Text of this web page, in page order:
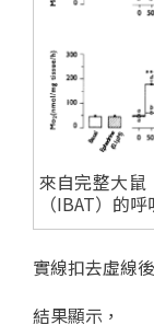
來自完整大鼠
（IBAT）的
實線扣去虛線
結果顯示，